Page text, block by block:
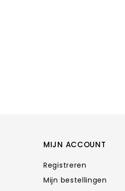
MIJN ACCOUNT
Registreren
Mijn bestellingen